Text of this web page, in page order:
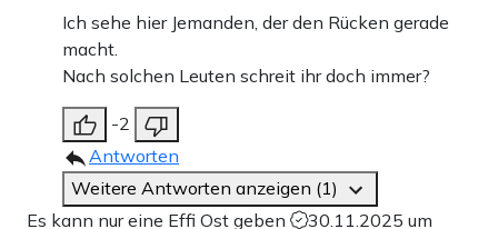
Ich sehe hier Jemanden, der den Rücken gerade
macht.
Nach solchen Leuten schreit ihr doch immer?
-2
Antworten
Weitere Antworten anzeigen (1)
Es kann nur eine Effi Ost geben
30.11.2025 um